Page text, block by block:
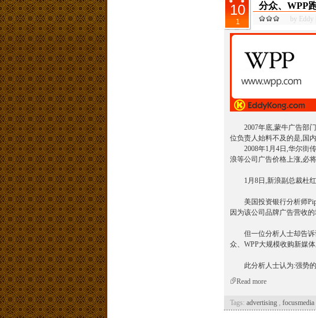
10
1
分众、WPP
by Eddy
2007年底,蒙牛广告部门
位负责人始料不及的是,国
2008年1月4日,华尔街传
浪等公司广告价格上涨,必
1月8日,新浪副总裁杜红
美国投资银行分析师
因为该公司品牌广告营收
但一位分析人士却告诉
众、WPP大规模收购新媒
此分析人士认为:强势的
Read more
Tags: advertising , focusmedia